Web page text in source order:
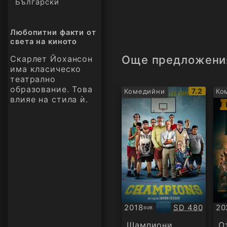
Български
Любопитни факти от
света на киното
Скарлет Йохансон
има класическо
театрално
образование. Това
влияе на стила ѝ.
Още
Комедийни
IMDb
рейтинг:
7.2
2018SUB
Субтитри Качество:
SD 480